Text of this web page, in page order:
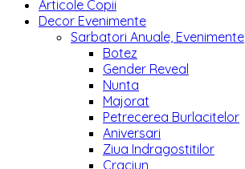
Articole Copii
Decor Evenimente
Sarbatori Anuale, Evenimente
Botez
Gender Reveal
Nunta
Majorat
Petrecerea Burlacitelor
Aniversari
Ziua Indragostitilor
Craciun